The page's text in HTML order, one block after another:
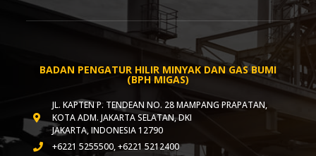
BADAN PENGATUR HILIR MINYAK DAN GAS BUMI
(BPH MIGAS)
JL. KAPTEN P. TENDEAN NO. 28 MAMPANG PRAPATAN,
KOTA ADM. JAKARTA SELATAN, DKI
JAKARTA, INDONESIA 12790
+6221 5255500, +6221 5212400